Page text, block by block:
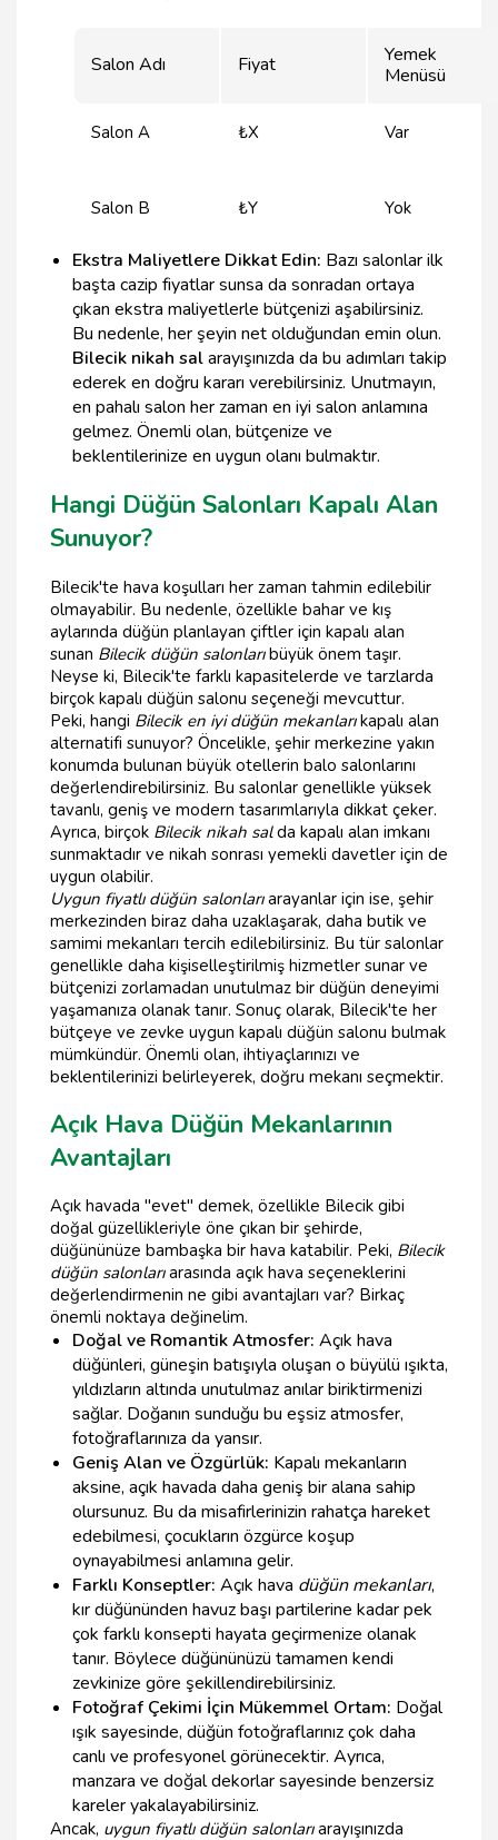
Salon Adı Fiyat
Yemek
Menüsü
Salon A ₺X Var
Salon B ₺Y Yok
Ekstra Maliyetlere Dikkat Edin: Bazı salonlar ilk
başta cazip fiyatlar sunsa da sonradan ortaya
çıkan ekstra maliyetlerle bütçenizi aşabilirsiniz.
Bu nedenle, her şeyin net olduğundan emin olun.
Bilecik nikah salarayışınızda da bu adımları takip
ederek en doğru kararı verebilirsiniz. Unutmayın,
en pahalı salon her zaman en iyi salon anlamına
gelmez. Önemli olan, bütçenize ve
beklentilerinize en uygun olanı bulmaktır.
Hangi Düğün Salonları Kapalı Alan
Sunuyor?
Bilecik'te hava koşulları her zaman tahmin edilebilir
olmayabilir. Bu nedenle, özellikle bahar ve kış
aylarında düğün planlayan çiftler için kapalı alan
sunan Bilecik düğün salonlarıbüyük önem taşır.
Neyse ki, Bilecik'te farklı kapasitelerde ve tarzlarda
birçok kapalı düğün salonu seçeneği mevcuttur.
Peki, hangi Bilecik en iyi düğün mekanlarıkapalı alan
alternatifi sunuyor? Öncelikle, şehir merkezine yakın
konumda bulunan büyük otellerin balo salonlarını
değerlendirebilirsiniz. Bu salonlar genellikle yüksek
tavanlı, geniş ve modern tasarımlarıyla dikkat çeker.
Ayrıca, birçok Bilecik nikah salda kapalı alan imkanı
sunmaktadır ve nikah sonrası yemekli davetler için de
uygun olabilir.
Uygun fiyatlı düğün salonlarıarayanlar için ise, şehir
merkezinden biraz daha uzaklaşarak, daha butik ve
samimi mekanları tercih edilebilirsiniz. Bu tür salonlar
genellikle daha kişiselleştirilmiş hizmetler sunar ve
bütçenizi zorlamadan unutulmaz bir düğün deneyimi
yaşamanıza olanak tanır. Sonuç olarak, Bilecik'te her
bütçeye ve zevke uygun kapalı düğün salonu bulmak
mümkündür. Önemli olan, ihtiyaçlarınızı ve
beklentilerinizi belirleyerek, doğru mekanı seçmektir.
Açık Hava Düğün Mekanlarının
Avantajları
Açık havada "evet" demek, özellikle Bilecik gibi
doğal güzellikleriyle öne çıkan bir şehirde,
düğününüze bambaşka bir hava katabilir. Peki, Bilecik
düğün salonlarıarasında açık hava seçeneklerini
değerlendirmenin ne gibi avantajları var? Birkaç
önemli noktaya değinelim.
Doğal ve Romantik Atmosfer: Açık hava
düğünleri, güneşin batışıyla oluşan o büyülü ışıkta,
yıldızların altında unutulmaz anılar biriktirmenizi
sağlar. Doğanın sunduğu bu eşsiz atmosfer,
fotoğraflarınıza da yansır.
Geniş Alan ve Özgürlük: Kapalı mekanların
aksine, açık havada daha geniş bir alana sahip
olursunuz. Bu da misafirlerinizin rahatça hareket
edebilmesi, çocukların özgürce koşup
oynayabilmesi anlamına gelir.
Farklı Konseptler: Açık hava düğün mekanları,
kır düğününden havuz başı partilerine kadar pek
çok farklı konsepti hayata geçirmenize olanak
tanır. Böylece düğününüzü tamamen kendi
zevkinize göre şekillendirebilirsiniz.
Fotoğraf Çekimi İçin Mükemmel Ortam: Doğal
ışık sayesinde, düğün fotoğraflarınız çok daha
canlı ve profesyonel görünecektir. Ayrıca,
manzara ve doğal dekorlar sayesinde benzersiz
kareler yakalayabilirsiniz.
Ancak, uygun fiyatlı düğün salonlarıarayışınızda